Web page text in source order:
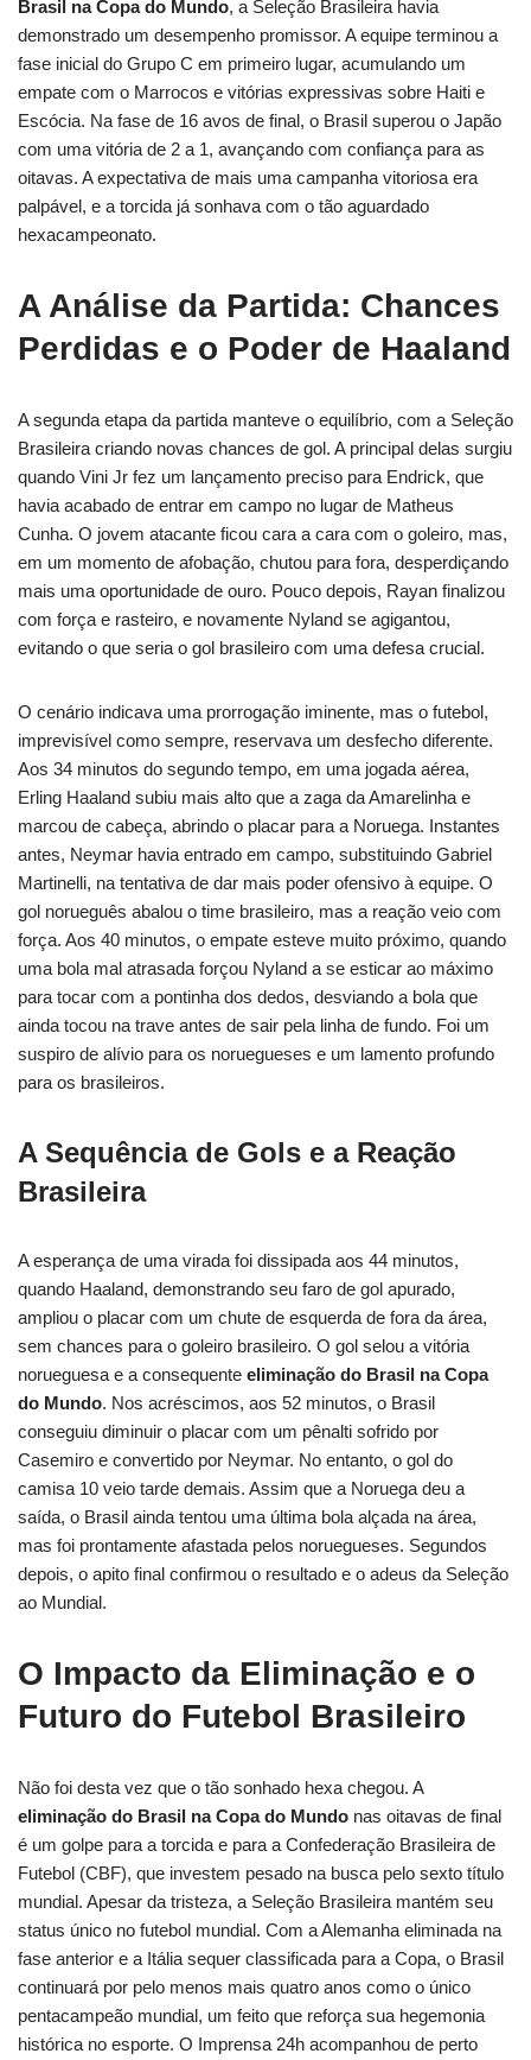
Brasil na Copa do Mundo, a Seleção Brasileira havia
demonstrado um desempenho promissor. A equipe terminou a
fase inicial do Grupo C em primeiro lugar, acumulando um
empate com o Marrocos e vitórias expressivas sobre Haiti e
Escócia. Na fase de 16 avos de final, o Brasil superou o Japão
com uma vitória de 2 a 1, avançando com confiança para as
oitavas. A expectativa de mais uma campanha vitoriosa era
palpável, e a torcida já sonhava com o tão aguardado
hexacampeonato.
A Análise da Partida: Chances
Perdidas e o Poder de Haaland
A segunda etapa da partida manteve o equilíbrio, com a Seleção
Brasileira criando novas chances de gol. A principal delas surgiu
quando Vini Jr fez um lançamento preciso para Endrick, que
havia acabado de entrar em campo no lugar de Matheus
Cunha. O jovem atacante ficou cara a cara com o goleiro, mas,
em um momento de afobação, chutou para fora, desperdiçando
mais uma oportunidade de ouro. Pouco depois, Rayan finalizou
com força e rasteiro, e novamente Nyland se agigantou,
evitando o que seria o gol brasileiro com uma defesa crucial.
O cenário indicava uma prorrogação iminente, mas o futebol,
imprevisível como sempre, reservava um desfecho diferente.
Aos 34 minutos do segundo tempo, em uma jogada aérea,
Erling Haaland subiu mais alto que a zaga da Amarelinha e
marcou de cabeça, abrindo o placar para a Noruega. Instantes
antes, Neymar havia entrado em campo, substituindo Gabriel
Martinelli, na tentativa de dar mais poder ofensivo à equipe. O
gol norueguês abalou o time brasileiro, mas a reação veio com
força. Aos 40 minutos, o empate esteve muito próximo, quando
uma bola mal atrasada forçou Nyland a se esticar ao máximo
para tocar com a pontinha dos dedos, desviando a bola que
ainda tocou na trave antes de sair pela linha de fundo. Foi um
suspiro de alívio para os noruegueses e um lamento profundo
para os brasileiros.
A Sequência de Gols e a Reação
Brasileira
A esperança de uma virada foi dissipada aos 44 minutos,
quando Haaland, demonstrando seu faro de gol apurado,
ampliou o placar com um chute de esquerda de fora da área,
sem chances para o goleiro brasileiro. O gol selou a vitória
norueguesa e a consequente eliminação do Brasil na Copa
do Mundo. Nos acréscimos, aos 52 minutos, o Brasil
conseguiu diminuir o placar com um pênalti sofrido por
Casemiro e convertido por Neymar. No entanto, o gol do
camisa 10 veio tarde demais. Assim que a Noruega deu a
saída, o Brasil ainda tentou uma última bola alçada na área,
mas foi prontamente afastada pelos noruegueses. Segundos
depois, o apito final confirmou o resultado e o adeus da Seleção
ao Mundial.
O Impacto da Eliminação e o
Futuro do Futebol Brasileiro
Não foi desta vez que o tão sonhado hexa chegou. A
eliminação do Brasil na Copa do Mundo nas oitavas de final
é um golpe para a torcida e para a Confederação Brasileira de
Futebol (CBF), que investem pesado na busca pelo sexto título
mundial. Apesar da tristeza, a Seleção Brasileira mantém seu
status único no futebol mundial. Com a Alemanha eliminada na
fase anterior e a Itália sequer classificada para a Copa, o Brasil
continuará por pelo menos mais quatro anos como o único
pentacampeão mundial, um feito que reforça sua hegemonia
histórica no esporte. O Imprensa 24h acompanhou de perto